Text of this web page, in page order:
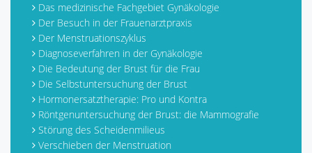
Das medizinische Fachgebiet Gynäkologie
Der Besuch in der Frauenarztpraxis
Der Menstruationszyklus
Diagnoseverfahren in der Gynäkologie
Die Bedeutung der Brust für die Frau
Die Selbstuntersuchung der Brust
Hormonersatztherapie: Pro und Kontra
Röntgenuntersuchung der Brust: die Mammografie
Störung des Scheidenmilieus
Verschieben der Menstruation